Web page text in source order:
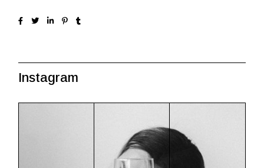
Instagram